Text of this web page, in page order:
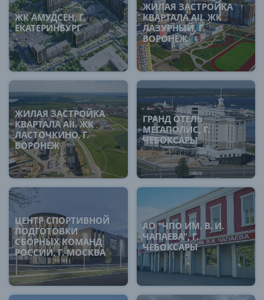
ЖК АМУДСЕН, Г.
ЕКАТЕРИНБУРГ
ЖИЛАЯ ЗАСТРОЙКА
КВАРТАЛА AII. ЖК
ЛАЗУРНЫЙ, Г.
ВОРОНЕЖ
ЖИЛАЯ ЗАСТРОЙКА
КВАРТАЛА AII. ЖК
ЛАСТОЧКИНО, Г.
ВОРОНЕЖ
ГРАНД ОТЕЛЬ
МЕГАПОЛИС, Г.
ЧЕБОКСАРЫ
ЦЕНТР СПОРТИВНОЙ
ПОДГОТОВКИ
СБОРНЫХ КОМАНД
РОССИИ, Г. МОСКВА
АО "ЧПО ИМ. В. И.
ЧАПАЕВА", Г.
ЧЕБОКСАРЫ